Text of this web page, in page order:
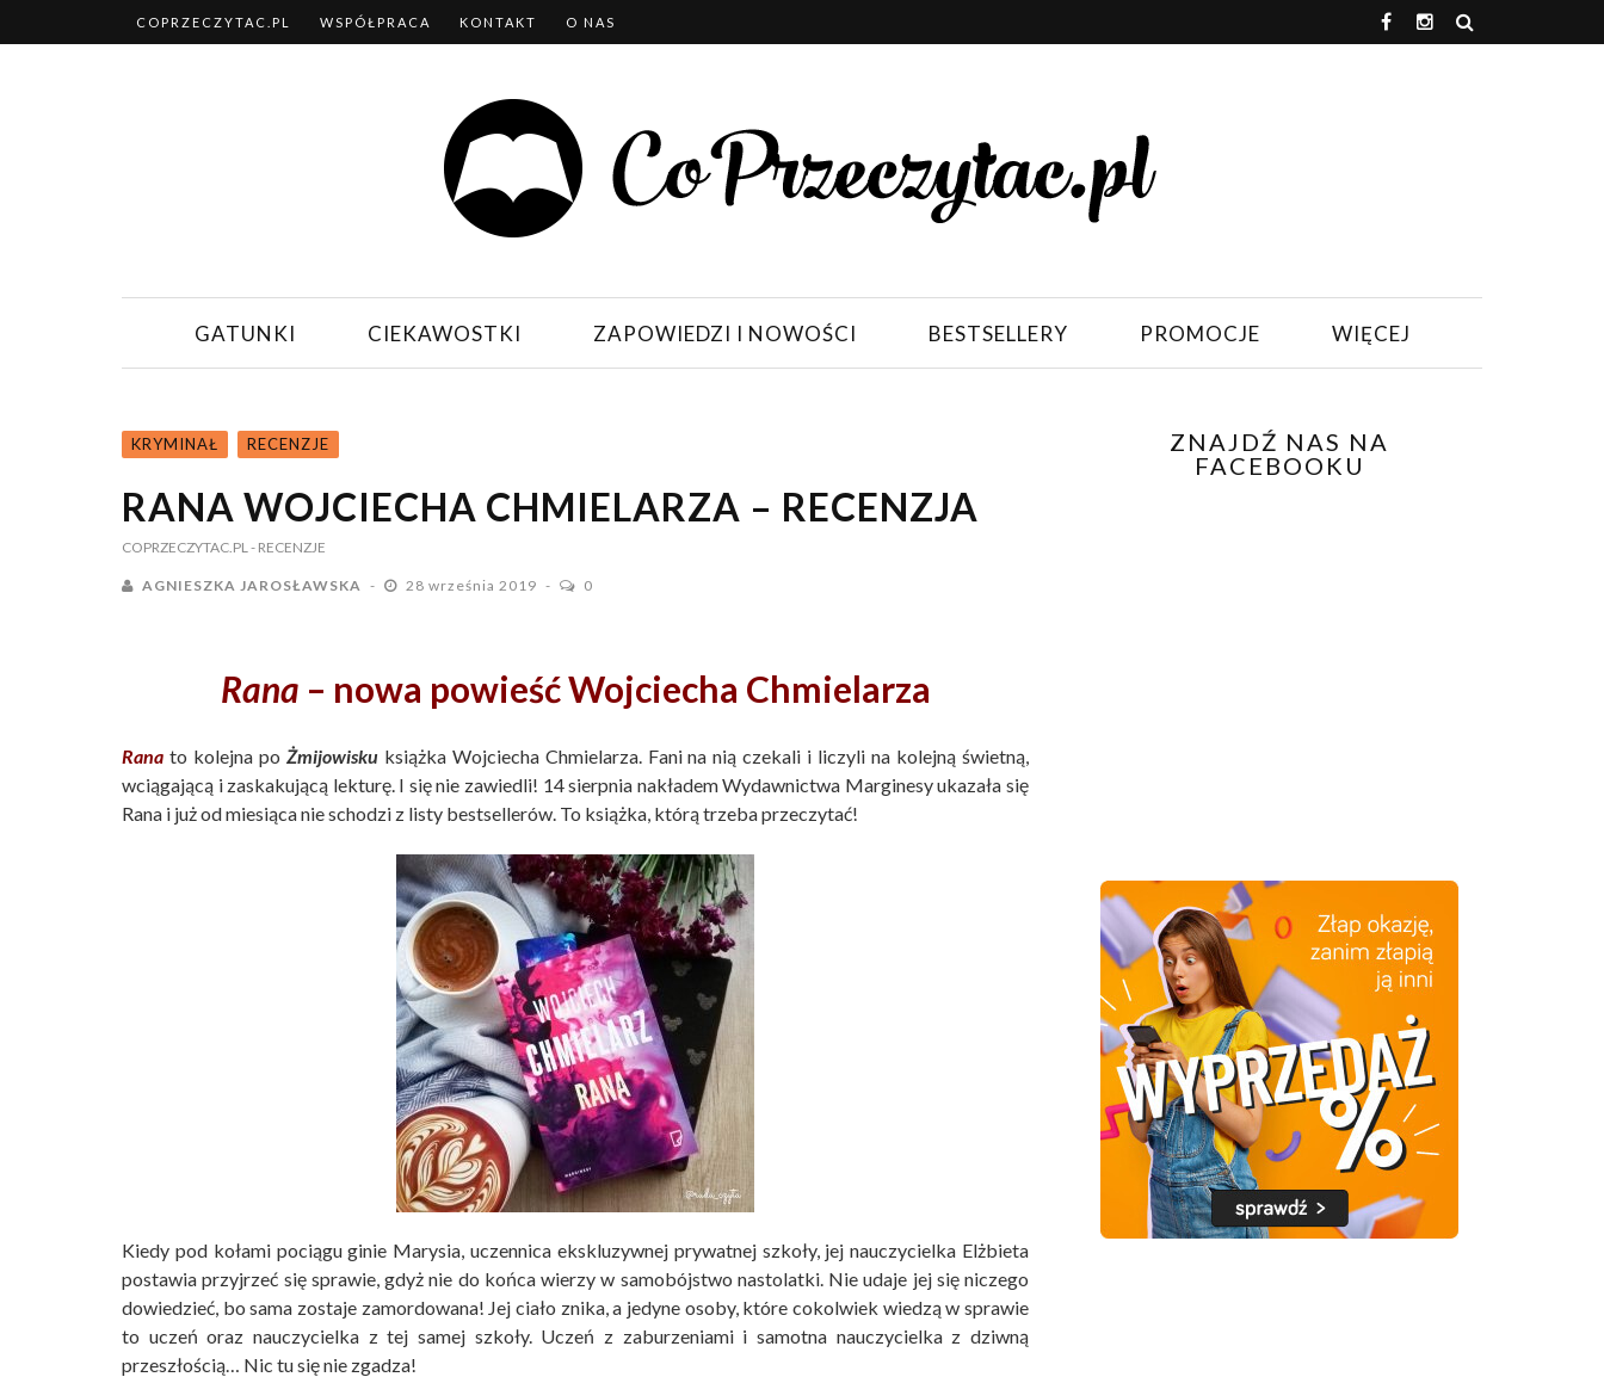
COPRZECZYTAC.PL WSPÓŁPRACA KONTAKT O NAS
GATUNKI CIEKAWOSTKI ZAPOWIEDZI I NOWOŚCI BESTSELLERY PROMOCJE WIĘCEJ
KRYMINAŁ RECENZJE
RANA WOJCIECHA CHMIELARZA – RECENZJA
COPRZECZYTAC.PL- RECENZJE
AGNIESZKA JAROSŁAWSKA 28 września 2019 0
Rana – nowa powieść Wojciecha Chmielarza
Rana to kolejna po Żmijowiskuksiążka Wojciecha Chmielarza. Fani na nią czekali i liczyli na kolejną świetną,
wciągającą i zaskakującą lekturę. I się nie zawiedli! 14 sierpnia nakładem Wydawnictwa Marginesy ukazała się
Rana i już od miesiąca nie schodzi z listy bestsellerów. To książka, którą trzeba przeczytać!
Kiedy pod kołami pociągu ginie Marysia, uczennica ekskluzywnej prywatnej szkoły, jej nauczycielka Elżbieta
postawia przyjrzeć się sprawie, gdyż nie do końca wierzy w samobójstwo nastolatki. Nie udaje jej się niczego
dowiedzieć, bo sama zostaje zamordowana! Jej ciało znika, a jedyne osoby, które cokolwiek wiedzą w sprawie
to uczeń oraz nauczycielka z tej samej szkoły. Uczeń z zaburzeniami i samotna nauczycielka z dziwną
przeszłością… Nic tu się nie zgadza!
ZNAJDŹ NAS NA
FACEBOOKU